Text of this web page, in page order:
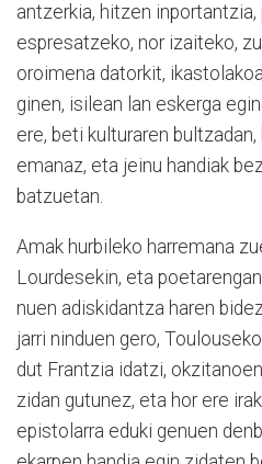
antzerkia, hitzen
espresatzeko, nor izaiteko,
oroimena datorkit,
ginen, isilean lan eskerga
ere, beti kulturaren
emanaz, eta jeinu handiak
batzuetan.
Amak hurbileko harremana
Lourdesekin, eta
nuen adiskidantza haren
jarri ninduen gero,
dut Frantzia idatzi,
zidan gutunez, eta hor ere
epistolarra eduki genuen